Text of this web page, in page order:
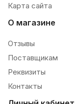
Карта сайта
О магазине
Отзывы
Поставщикам
Реквизиты
Контакты